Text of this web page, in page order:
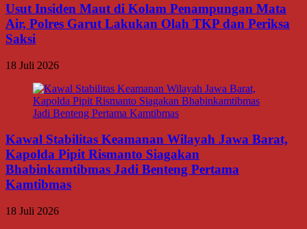
Usut Insiden Maut di Kolam Penampungan Mata
Air, Polres Garut Lakukan Olah TKP dan Periksa
Saksi
18 Juli 2026
Kawal Stabilitas Keamanan Wilayah Jawa Barat,
Kapolda Pipit Rismanto Siagakan
Bhabinkamtibmas Jadi Benteng Pertama
Kamtibmas
18 Juli 2026